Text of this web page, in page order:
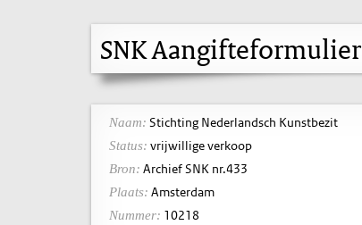
SNK Aangifteformulier
Naam: Stichting Nederlandsch Kunstbezit
Status: vrijwillige verkoop
Bron: Archief SNK nr.433
Plaats: Amsterdam
Nummer: 10218